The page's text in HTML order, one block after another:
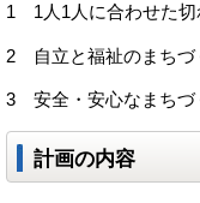
1 1人1人に合わせた切
2 自立と福祉のまちづ
3 安全・安心なまちづ
計画の内容